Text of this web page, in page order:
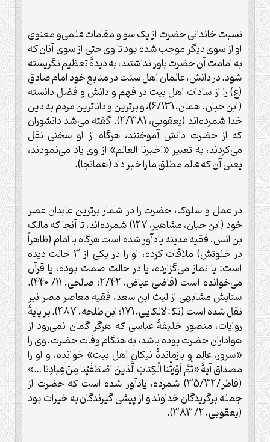
نسبت خاندانی حضرت از يک سو و مقامات علمی‌و معنوی
او از سوی دیگر موجب شده بود تا وی حتى از سوی آنان که
به امامت آن حضرت باور نداشتند، به ديدۀ تعظيم نگريسته
شود. در دانش، عالمان اهل سنت در منابع خود امام صادق
(ع) را از سادات اهل بيت در فهم و دانش و فضل دانسته
(ابن حبان، همان، 6/131)، و برترين و داناترين مردم به دين
خدا شمرده‌اند (يعقوبی، 2/381). گفته می‌شد دانشوران
که از حضرت دانش آموختند، هرگاه از او سخنی نقل
می‌کردند، به تعبير «اخبرنا العالم» از وی ياد می‌نمودند،
يعنی آن که عالم مطلق ما را خبر داد (همانجا).
در عمل و سلوک، حضرت را در شمار برترين عابدان عصر
خود (ابن حبان، مشاهير، 127) شمرده‌اند، تا آنجا که مالک
بن انس، فقيه مدينه يادآور شده است هرگاه با امام (ظاهراً
در خلوتش) ملاقات کرده، او را در يکی از 3 حالت ديده
است: يا نماز می‌گزارده، يا در حالت صمت بوده، يا قرآن
می‌خوانده است (قاضی عياض، 2/42؛ صالحی، 11/ 440).
ستايش مشابهی از ليث ابن سعد، فقيه معاصر مصر نيز
نقل شده است (نک‍ : لالکایی، 171؛ ابن طلحه، 287). بر پايۀ
روايات، منصور خليفۀ عباسی که هرگز گمان نمی‌رود از
هواداران حضرت بوده باشد، به هنگام وفات حضرت، وی را
«سرور، عالِم و بازماندۀ نيکان اهل بيت» خوانده، و او را
مصداق آيۀ «ثُمَّ اَوْرَثْنا الْكِتابَ الَّذينَ اصْطَفَيْنا مِنْ عِبادِنا …»
(فاطر/35/32) شمرده، يادآور شده است که حضرت از
جمله برگزيدگان خداوند و از پيشی گيرندگان به خيرات بود
(يعقوبی، 2/ 383).